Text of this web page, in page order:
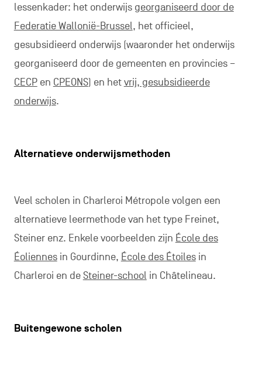
lessenkader: het onderwijs georganiseerd door de
Federatie Wallonië-Brussel, het officieel,
gesubsidieerd onderwijs (waaronder het onderwijs
georganiseerd door de gemeenten en provincies –
CECPen CPEONS) en hetvrij, gesubsidieerde
onderwijs.
Alternatieve onderwijsmethoden
Veel scholen in Charleroi Métropole volgen een
alternatieve leermethode van het type Freinet,
Steiner enz. Enkele voorbeelden zijn École des
Éoliennesin Gourdinne, École des Étoilesin
Charleroi en deSteiner-school in Châtelineau.
Buitengewone scholen